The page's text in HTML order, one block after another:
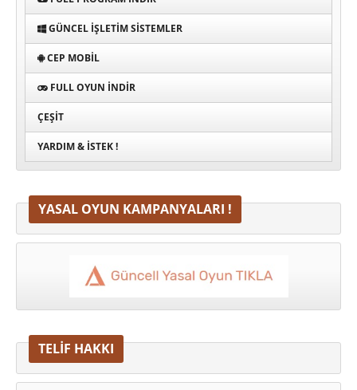
GÜNCEL İŞLETIM SISTEMLER
CEP MOBIL
FULL OYUN İNDIR
ÇEŞIT
YARDIM & İSTEK !
YASAL OYUN KAMPANYALARI !
TELİF HAKKI